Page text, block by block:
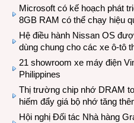
Microsoft có kế hoạch phát
8GB RAM có thể chạy hiệu
Hệ điều hành Nissan OS
dùng chung cho các xe ô-tô
21 showroom xe máy điện
Philippines
Thị trường chip nhớ DRAM
hiếm đẩy giá bộ nhớ tăng
Hội nghị Đối tác Nhà hàng